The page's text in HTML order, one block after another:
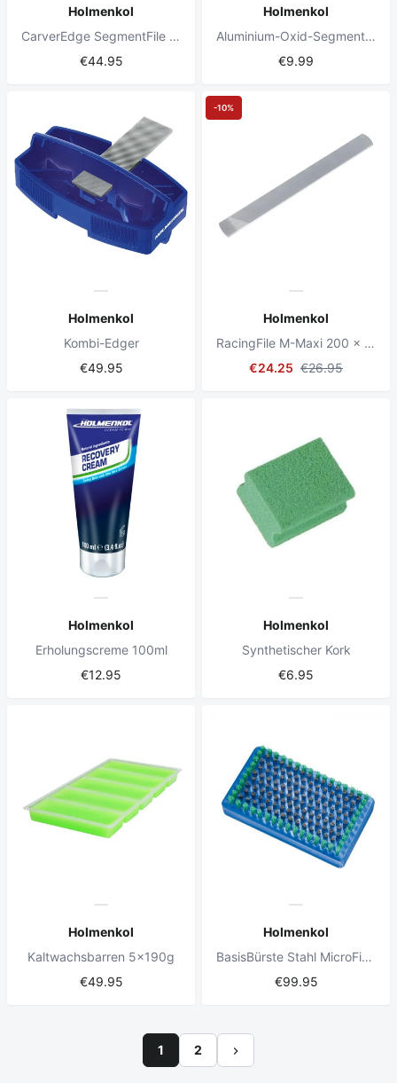
Holmenkol
CarverEdge SegmentFile HartMetall
€44.95
Holmenkol
Aluminium-Oxid-Segment-Stein
€9.99
Holmenkol
Kombi-Edger
€49.95
Holmenkol
RacingFile M-Maxi 200 x 20 mm
€24.25 €26.95
-10%
Holmenkol
Erholungscreme 100ml
€12.95
Holmenkol
Synthetischer Kork
€6.95
Holmenkol
Kaltwachsbarren 5x190g
€49.95
Holmenkol
BasisBürste Stahl MicroFinish
€99.95
1 2